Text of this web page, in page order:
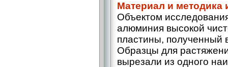
Материал и методика
Объектом
алюминия высокой
пластины, полученный
Образцы для
вырезали из одного